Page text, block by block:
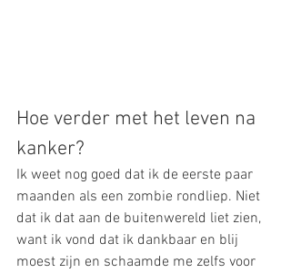
Hoe verder met het leven na
kanker?
Ik weet nog goed dat ik de eerste paar
maanden als een zombie rondliep. Niet
dat ik dat aan de buitenwereld liet zien,
want ik vond dat ik dankbaar en blij
moest zijn en schaamde me zelfs voor